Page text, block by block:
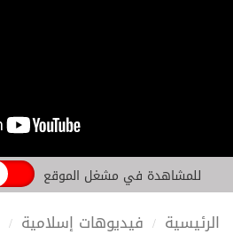
للمشاهدة في مشغل الموقع
الرئيسية فيديوهات إسلامية